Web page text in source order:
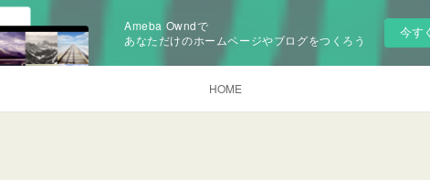
Ameba Owndで
あなただけのホームページやブログをつくろう
今す
HOME